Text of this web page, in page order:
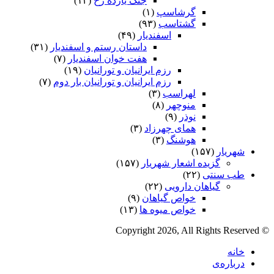
گرشاسپ (۱)
گشتاسب (۹۳)
اسفندیار (۴۹)
داستان رستم و اسفندیار (۳۱)
هفت خوان اسفندیار (۷)
رزم ایرانیان و تورانیان (۱۹)
رزم ایرانیان و تورانیان بار دوم (۷)
لهراسب (۳)
منوچهر (۸)
نوذر (۹)
هماى چهرزاد (۳)
هوشنگ (۳)
شهریار (۱۵۷)
گزیده اشعار شهریار (۱۵۷)
طب سنتی (۲۲)
گیاهان دارویی (۲۲)
خواص گیاهان (۹)
خواص میوه ها (۱۳)
© Copyright 2026, All Rights Reserved
خانه
درباره‌ی